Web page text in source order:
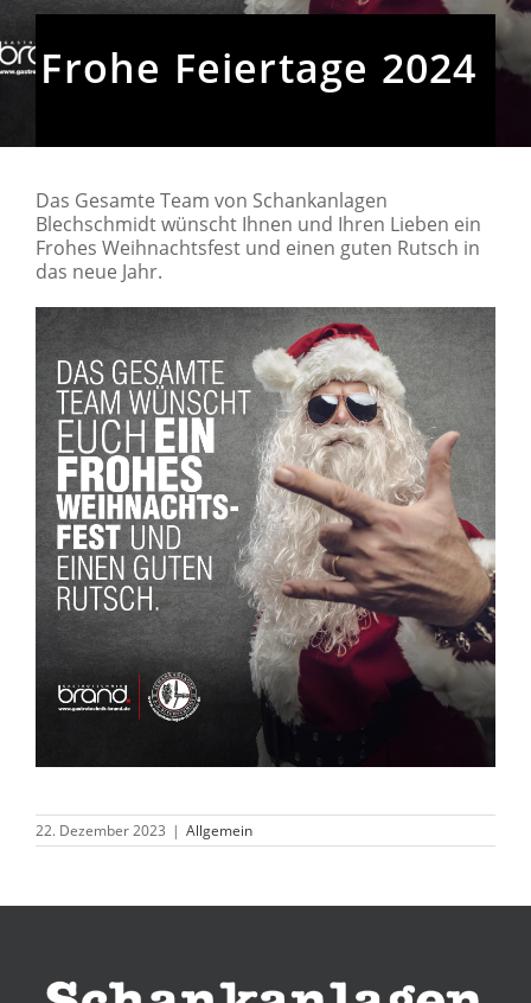
Frohe Feiertage 2024
Das Gesamte Team von Schankanlagen
Blechschmidt wünscht Ihnen und Ihren Lieben ein
Frohes Weihnachtsfest und einen guten Rutsch in
das neue Jahr.
22. Dezember 2023 | Allgemein